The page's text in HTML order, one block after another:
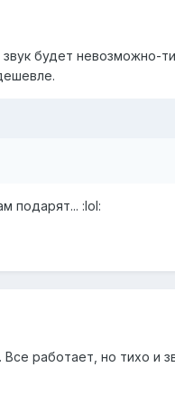
будет невозможно-
подарят... :lol:
Все работает, но тихо и